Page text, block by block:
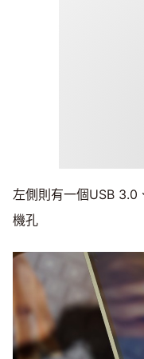
左側則有一個USB
機孔